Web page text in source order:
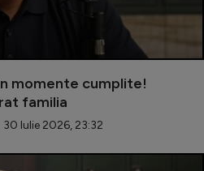
momente cumplite!
familia
Iulie 2026, 23:32